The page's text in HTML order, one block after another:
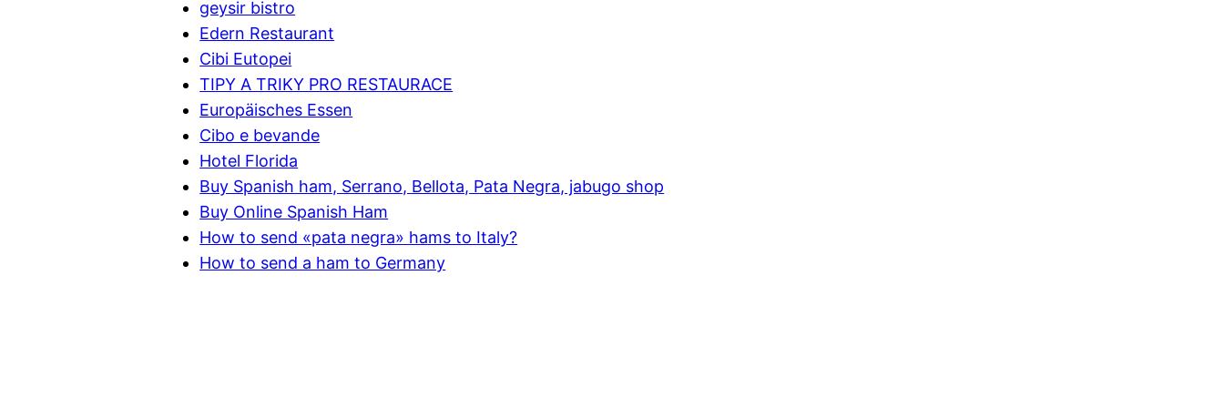
geysir bistro
Edern Restaurant
Cibi Eutopei
TIPY A TRIKY PRO RESTAURACE
Europäisches Essen
Cibo e bevande
Hotel Florida
Buy Spanish ham, Serrano, Bellota, Pata Negra, jabugo shop
Buy Online Spanish Ham
How to send «pata negra» hams to Italy?
How to send a ham to Germany